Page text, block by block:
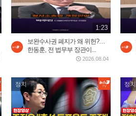
1:01
1:23
보완수사권 폐지가 왜 위헌?…
한동훈, 전 법무부 장관이...
2026.08.04
정치 정치